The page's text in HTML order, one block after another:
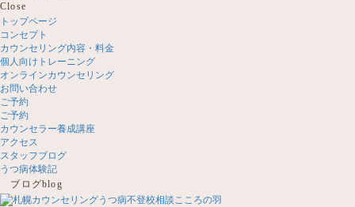
Close
トップページ
コンセプト
カウンセリング内容・料金
個人向けトレーニング
オンラインカウンセリング
お問い合わせ
ご予約
ご予約
カウンセラー養成講座
アクセス
スタッフブログ
うつ病体験記
ブログblog